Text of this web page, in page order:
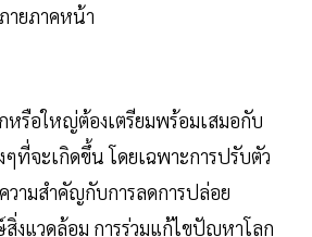
ายภาคหน้า
หรือใหญ่ต้องเตรียมพร้อมเสมอกับ
ที่จะเกิดขึ้น โดยเฉพาะการปรับตัว
วามสำคัญกับการลดการปล่อย
งแวดล้อม การร่วมแก้ไขปัญหาโลก